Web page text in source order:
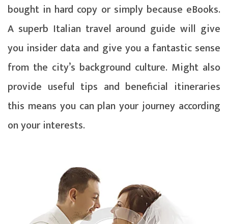
bought in hard copy or simply because eBooks.
A superb Italian travel around guide will give
you insider data and give you a fantastic sense
from the city’s background culture. Might also
provide useful tips and beneficial itineraries
this means you can plan your journey according
on your interests.